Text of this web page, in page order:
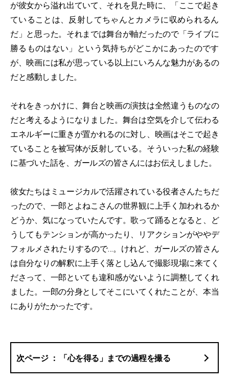
が彼女から溢れ出ていて、それを見た時に、「ここで起き
ていることは、反射してちゃんとカメラに収められるん
だ」と思った。それまでは舞台が軸だったので「ライブに
勝るものはない」という気持ちがどこかにあったのです
が、映画には私が思っている以上にいろんな魅力があるの
だと感動しました。
それをきっかけに、舞台と映画の演技は全然違うものなの
だと考えるようになりました。舞台は空気を介して伝わる
エネルギーに重きが置かれるのに対し、映画はそこで起き
ていることを被写体が反射している。そういった私の経験
に基づいた話を、ガールズの皆さんにはお伝えしました。
彼女たちはミュージカルで活躍されている役者さんたちだ
ったので、一郎とよねこさんの世界観に上手く加われるか
どうか、気になっていたんです。歌って踊るとなると、ど
うしてもテンションが高かったり、リアクションがややデ
フォルメされたりするので…。けれど、ガールズの皆さん
は自分なりの解釈に上手く落とし込んで撮影現場に来てく
ださって、一郎といても違和感がないように調整してくれ
ました。一郎の分身としてそこにいてくれたことが、本当
にありがたかったです。
「心を得る」までの過程を撮る